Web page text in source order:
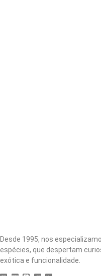
Desde 1995, nos
espécies, que despertam
exótica e funcionalidade.